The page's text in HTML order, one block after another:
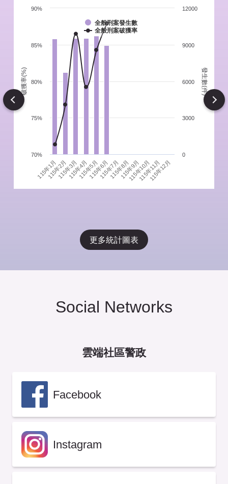
警政統計通報
警政統計懶人包
破獲率(%) 發生數(件)
全般刑案發生數
全般刑案破獲率
115年1月
115年2月115年3月115年4月115年5月115年6月115年7月115年8月115年9月
115年10月
115年11月
115年12月
70%
75%
80%
85%
90%
0
3000
6000
9000
12000
更多統計圖表
Social Networks
雲端社區警政
Facebook
Instagram